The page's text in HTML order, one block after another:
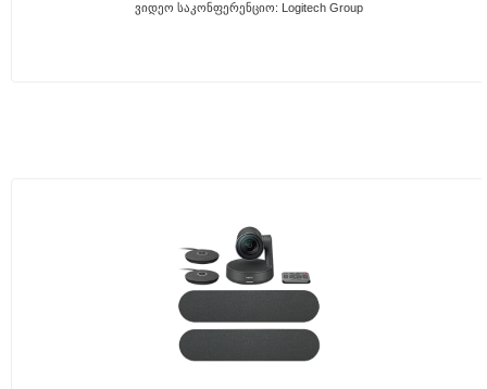
Ვიდეო Საკონფერენციო: Logitech Group